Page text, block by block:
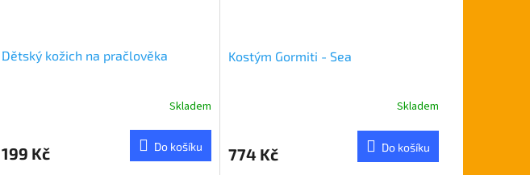
Dětský kožich na pračlověka
je
Skladem
199 Kč Do košíku
Kostým Gormiti - Sea
Skladem
774 Kč Do košíku